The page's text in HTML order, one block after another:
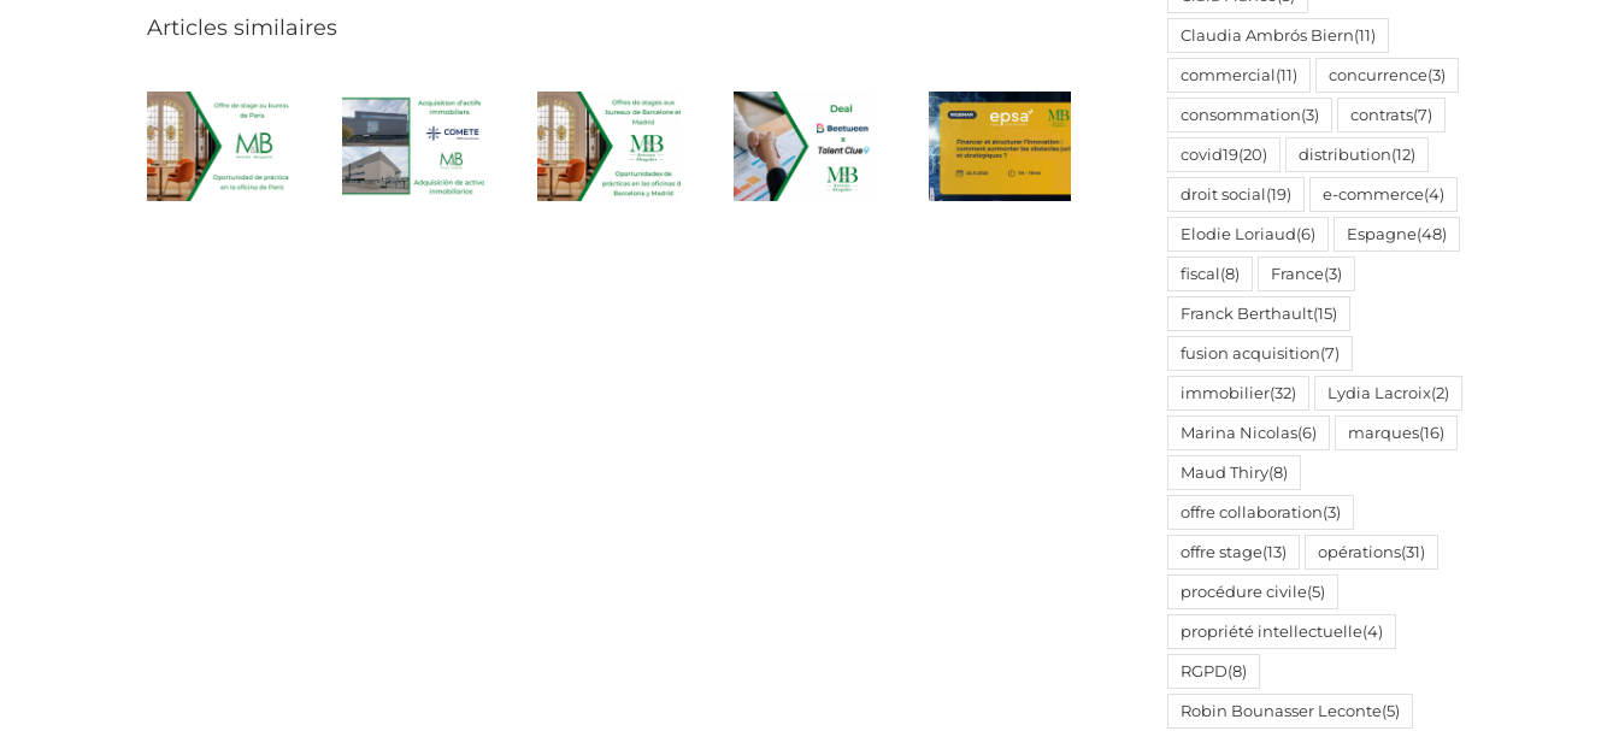
Articles similaires Claudia Ambrós Biern(11)
commercial (11) concurrence(3)
consommation(3) contrats(7)
covid19(20) distribution(12)
droit social (19) e-commerce(4)
Elodie Loriaud(6) Espagne(48)
fiscal (8) France(3)
Franck Berthault(15)
fusion acquisition(7)
immobilier(32) Lydia Lacroix(2)
Marina Nicolas(6) marques(16)
Maud Thiry(8)
offre collaboration(3)
offre stage(13) opérations(31)
procédure civile(5)
propriété intellectuelle(4)
RGPD(8)
Robin Bounasser Leconte(5)